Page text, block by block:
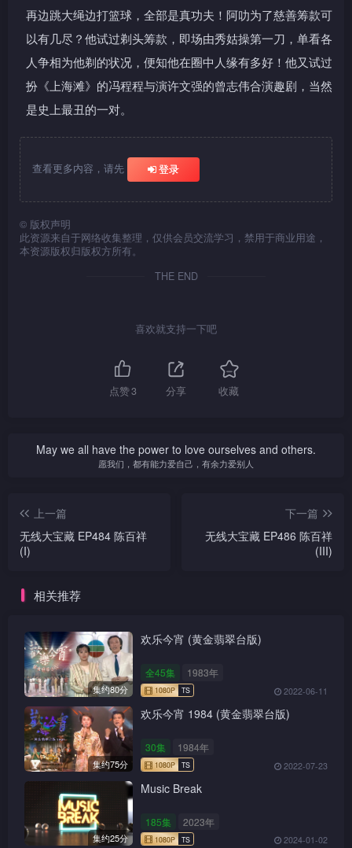
再边跳大绳边打篮球，全部是真功夫！阿叻为了慈善筹款可
以有几尽？他试过剃头筹款，即场由秀姑操第一刀，单看各
人争相为他剃的状况，便知他在圈中人缘有多好！他又试过
扮《上海滩》的冯程程与演许文强的曾志伟合演趣剧，当然
是史上最丑的一对。
查看更多内容，请先 登录
© 版权声明
此资源来自于网络收集整理，仅供会员交流学习，禁用于商业用途，
本资源版权归版权方所有。
THE END
喜欢就支持一下吧
点赞3 分享 收藏
May we all have the power to love ourselves and others.
愿我们，都有能力爱自己，有余力爱别人
上一篇
无线大宝藏 EP484 陈百祥
(I)
下一篇
无线大宝藏 EP486 陈百祥
(III)
相关推荐
集约80分
欢乐今宵 (黄金翡翠台版)
全45集 1983年
2022-06-11
集约75分
欢乐今宵 1984 (黄金翡翠台版)
30集 1984年
2022-07-23
集约25分
Music Break
185集 2023年
2024-01-02